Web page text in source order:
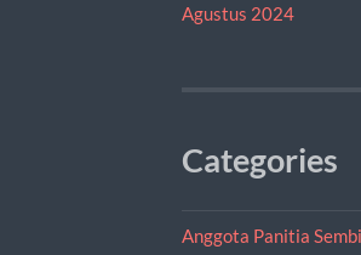
Agustus 2024
Categories
Anggota Panitia